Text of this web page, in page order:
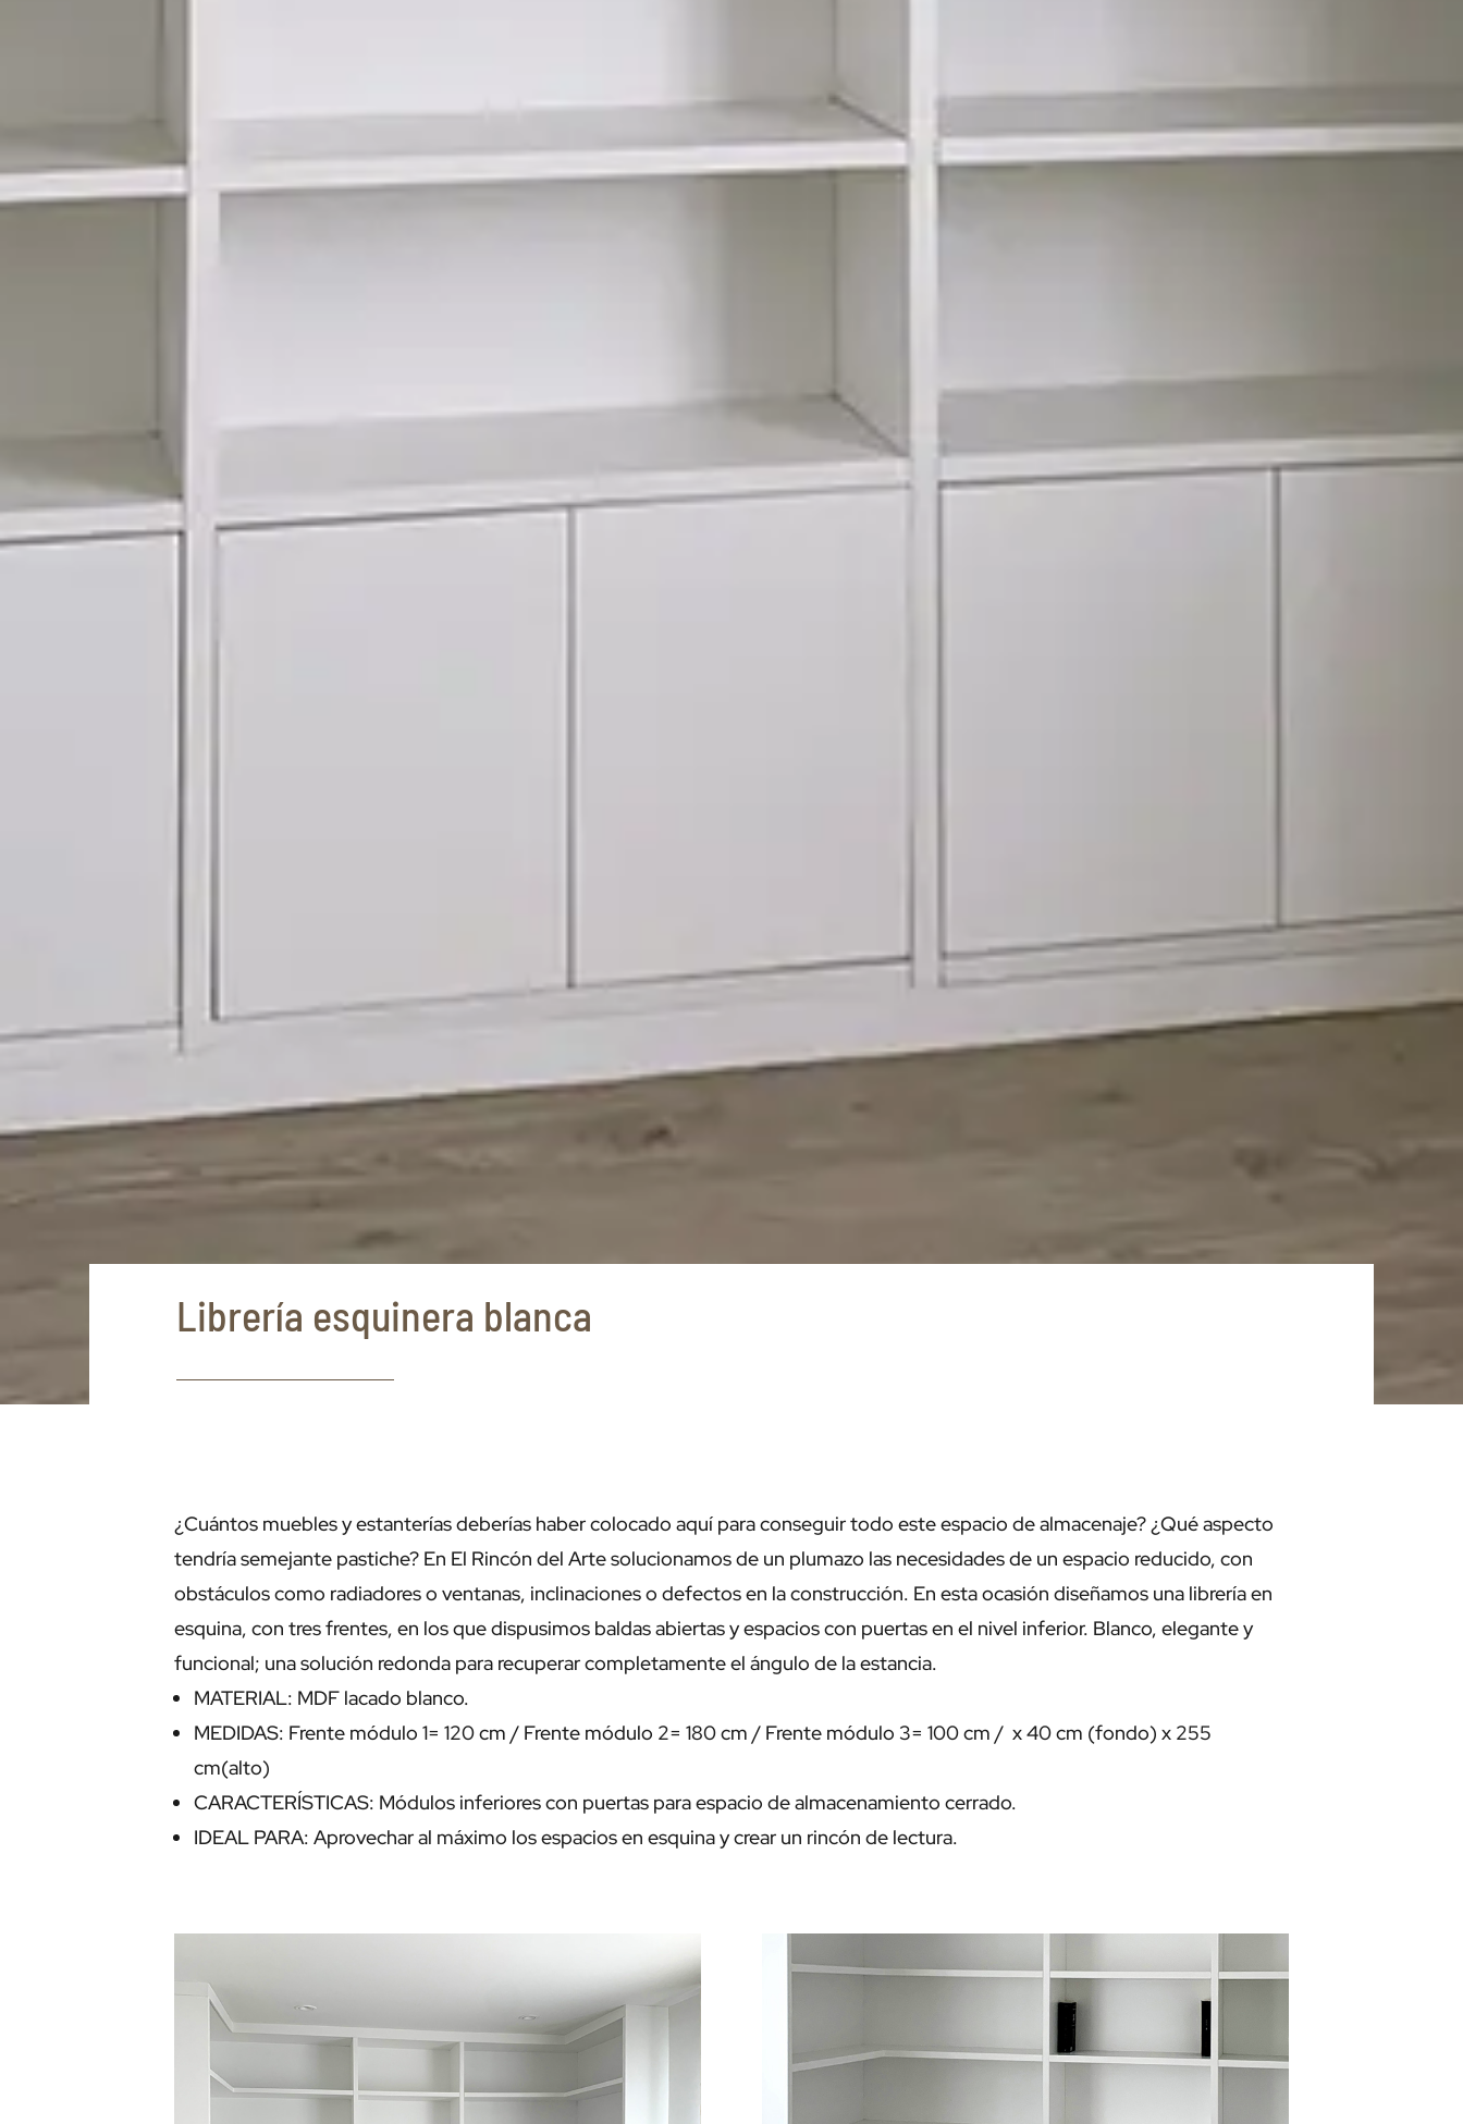
Librería esquinera blanca
¿Cuántos muebles y estanterías deberías haber colocado aquí para conseguir todo este espacio de almacenaje? ¿Qué aspecto
tendría semejante pastiche? En El Rincón del Arte solucionamos de un plumazo las necesidades de un espacio reducido, con
obstáculos como radiadores o ventanas, inclinaciones o defectos en la construcción. En esta ocasión diseñamos una librería en
esquina, con tres frentes, en los que dispusimos baldas abiertas y espacios con puertas en el nivel inferior. Blanco, elegante y
funcional; una solución redonda para recuperar completamente el ángulo de la estancia.
MATERIAL: MDF lacado blanco.
MEDIDAS: Frente módulo 1= 120 cm / Frente módulo 2= 180 cm / Frente módulo 3= 100 cm / x 40 cm (fondo) x 255
cm(alto)
CARACTERÍSTICAS: Módulos inferiores con puertas para espacio de almacenamiento cerrado.
IDEAL PARA: Aprovechar al máximo los espacios en esquina y crear un rincón de lectura.